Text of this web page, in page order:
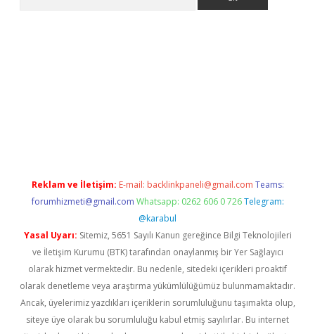
Reklam ve İletişim: E-mail: backlinkpaneli@gmail.com Teams:
forumhizmeti@gmail.com Whatsapp: 0262 606 0 726 Telegram:
@karabul
Yasal Uyarı: Sitemiz, 5651 Sayılı Kanun gereğince Bilgi Teknolojileri
ve İletişim Kurumu (BTK) tarafından onaylanmış bir Yer Sağlayıcı
olarak hizmet vermektedir. Bu nedenle, sitedeki içerikleri proaktif
olarak denetleme veya araştırma yükümlülüğümüz bulunmamaktadır.
Ancak, üyelerimiz yazdıkları içeriklerin sorumluluğunu taşımakta olup,
siteye üye olarak bu sorumluluğu kabul etmiş sayılırlar. Bu internet